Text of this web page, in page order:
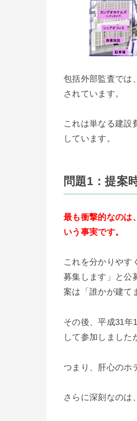
包括外部監査では
されています。
これは単なる建設
しています。
問題1：提案
最も衝撃的なのは
いう事実です。
これを分かりやす
募集します」と公
案は「誰かが建て
その後、平成31年
して参加しました
つまり、肝心のホ
さらに深刻なのは